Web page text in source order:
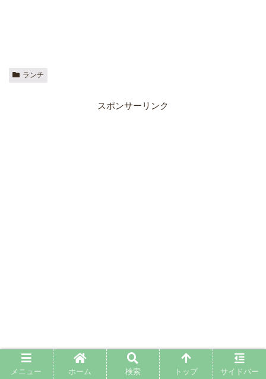
ランチ
スポンサーリンク
メニュー ホーム 検索 トップ サイドバー